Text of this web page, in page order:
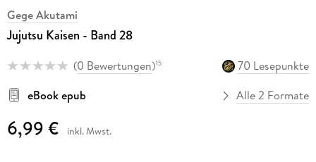
Gege Akutami
Jujutsu Kaisen - Band 28
(0 Bewertungen)15
70 Lesepunkte
eBook epub
Alle 2 Formate
6,99 € inkl. Mwst.